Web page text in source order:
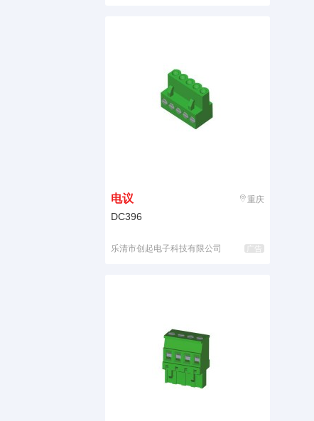
电议 重庆
DC396
乐清市创起电子科技有限公司 广告